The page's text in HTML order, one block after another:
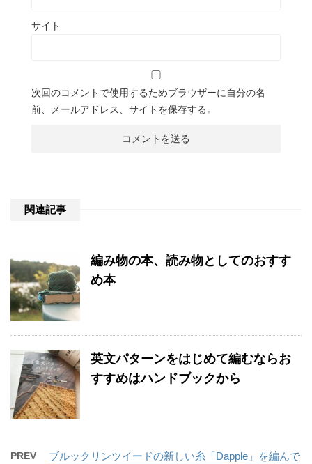
サイト
次回のコメントで使用するためブラウザーに自分の名
前、メールアドレス、サイトを保存する。
関連記事
編み物の本、読み物としてのおすす
め本
英文パターンをはじめて編むならお
すすめはハンドブックから
PREV
ブルックリンツイードの新しい糸「Dapple」を編んで